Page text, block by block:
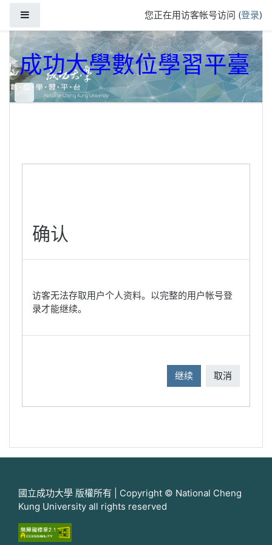
您正在用访客帐号访问 (登录)
成功大學數位學習平臺
确认
访客无法存取用户个人资料。以完整的用户帐号登
录才能继续。
继续 取消
國立成功大學 版權所有 | Copyright © National Cheng
Kung University all rights reserved